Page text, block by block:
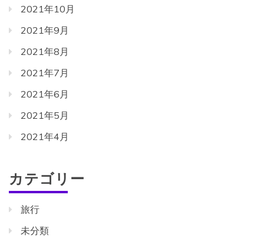
2021年10月
2021年9月
2021年8月
2021年7月
2021年6月
2021年5月
2021年4月
カテゴリー
旅行
未分類